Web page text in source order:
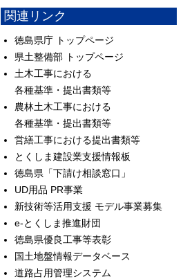
関連リンク
徳島県庁 トップページ
県土整備部 トップページ
土木工事における
各種基準・提出書類等
農林土木工事における
各種基準・提出書類等
営繕工事における提出書類等
とくしま建設業支援情報板
徳島県「下請け相談窓口」
UD用品 PR事業
新技術等活用支援 モデル事業募集
e-とくしま推進財団
徳島県優良工事等表彰
国土地盤情報データベース
道路占用管理システム